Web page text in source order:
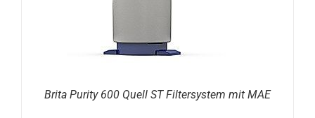
Brita Purity 600 Quell ST Filtersystem mit MAE